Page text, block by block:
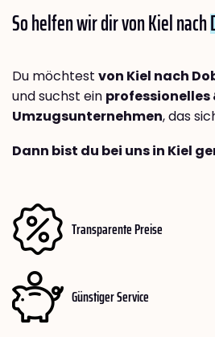
So helfen wir dir von Kiel nach
Du möchtest von Kiel nach
und suchst ein
Umzugsunternehmen, das
Dann bist du bei uns in Kiel
Transparente Preise
Günstiger Service